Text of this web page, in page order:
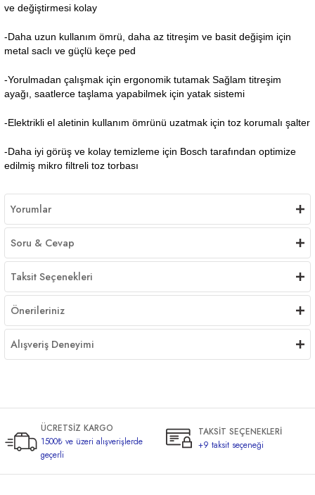
ve değiştirmesi kolay
-Daha uzun kullanım ömrü, daha az titreşim ve basit değişim için
metal saclı ve güçlü keçe ped
-Yorulmadan çalışmak için ergonomik tutamak Sağlam titreşim
ayağı, saatlerce taşlama yapabilmek için yatak sistemi
-Elektrikli el aletinin kullanım ömrünü uzatmak için toz korumalı şalter
-Daha iyi görüş ve kolay temizleme için Bosch tarafından optimize
edilmiş mikro filtreli toz torbası
Yorumlar
Soru & Cevap
Taksit Seçenekleri
Önerileriniz
Alışveriş Deneyimi
ÜCRETSİZ KARGO
1500₺ ve üzeri alışverişlerde
geçerli
TAKSİT SEÇENEKLERİ
+9 taksit seçeneği